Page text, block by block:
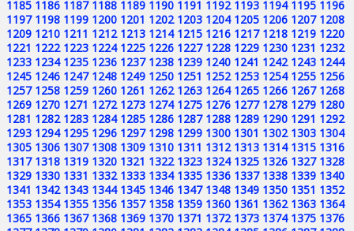
1185 1186 1187 1188 1189 1190 1191 1192 1193 1194 1195 1196
1197 1198 1199 1200 1201 1202 1203 1204 1205 1206 1207 1208
1209 1210 1211 1212 1213 1214 1215 1216 1217 1218 1219 1220
1221 1222 1223 1224 1225 1226 1227 1228 1229 1230 1231 1232
1233 1234 1235 1236 1237 1238 1239 1240 1241 1242 1243 1244
1245 1246 1247 1248 1249 1250 1251 1252 1253 1254 1255 1256
1257 1258 1259 1260 1261 1262 1263 1264 1265 1266 1267 1268
1269 1270 1271 1272 1273 1274 1275 1276 1277 1278 1279 1280
1281 1282 1283 1284 1285 1286 1287 1288 1289 1290 1291 1292
1293 1294 1295 1296 1297 1298 1299 1300 1301 1302 1303 1304
1305 1306 1307 1308 1309 1310 1311 1312 1313 1314 1315 1316
1317 1318 1319 1320 1321 1322 1323 1324 1325 1326 1327 1328
1329 1330 1331 1332 1333 1334 1335 1336 1337 1338 1339 1340
1341 1342 1343 1344 1345 1346 1347 1348 1349 1350 1351 1352
1353 1354 1355 1356 1357 1358 1359 1360 1361 1362 1363 1364
1365 1366 1367 1368 1369 1370 1371 1372 1373 1374 1375 1376